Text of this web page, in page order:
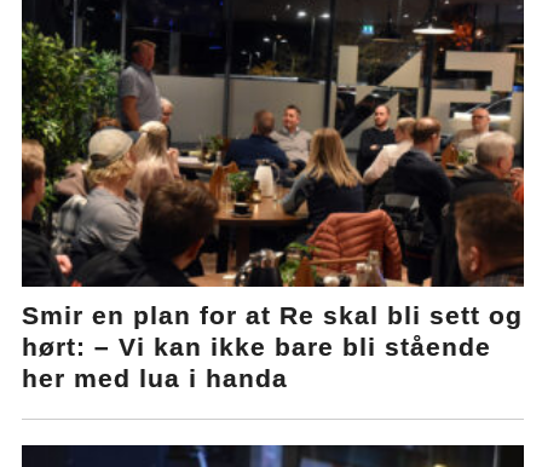
Smir en plan for at Re skal bli sett og
hørt: – Vi kan ikke bare bli stående
her med lua i handa